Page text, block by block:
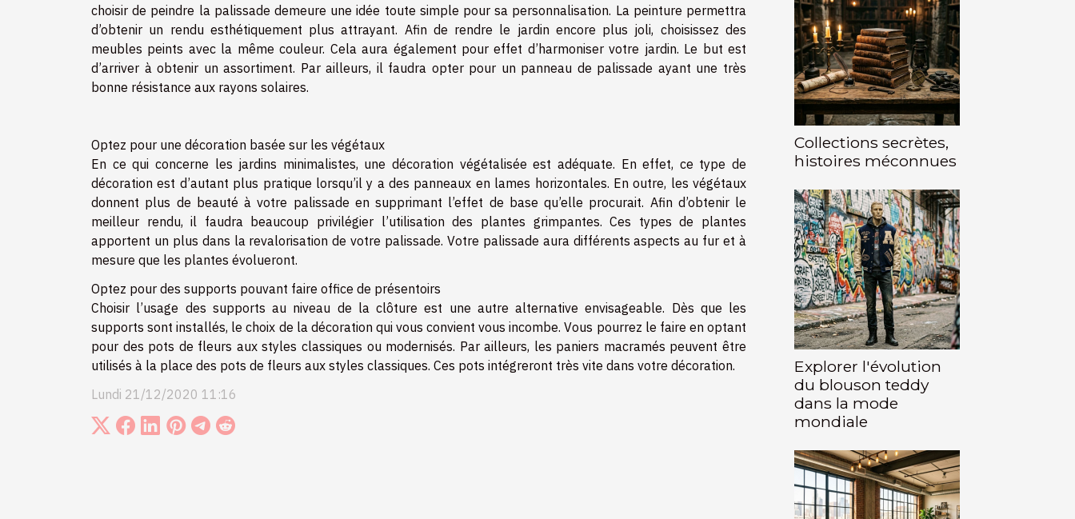
choisir de peindre la palissade demeure une idée toute simple pour sa personnalisation. La peinture permettra
d’obtenir un rendu esthétiquement plus attrayant. Afin de rendre le jardin encore plus joli, choisissez des
meubles peints avec la même couleur. Cela aura également pour effet d’harmoniser votre jardin. Le but est
d’arriver à obtenir un assortiment. Par ailleurs, il faudra opter pour un panneau de palissade ayant une très
bonne résistance aux rayons solaires.
Optez pour une décoration basée sur les végétaux
En ce qui concerne les jardins minimalistes, une décoration végétalisée est adéquate. En effet, ce type de
décoration est d’autant plus pratique lorsqu’il y a des panneaux en lames horizontales. En outre, les végétaux
donnent plus de beauté à votre palissade en supprimant l’effet de base qu’elle procurait. Afin d’obtenir le
meilleur rendu, il faudra beaucoup privilégier l’utilisation des plantes grimpantes. Ces types de plantes
apportent un plus dans la revalorisation de votre palissade. Votre palissade aura différents aspects au fur et à
mesure que les plantes évolueront.
Optez pour des supports pouvant faire office de présentoirs
Choisir l’usage des supports au niveau de la clôture est une autre alternative envisageable. Dès que les
supports sont installés, le choix de la décoration qui vous convient vous incombe. Vous pourrez le faire en optant
pour des pots de fleurs aux styles classiques ou modernisés. Par ailleurs, les paniers macramés peuvent être
utilisés à la place des pots de fleurs aux styles classiques. Ces pots intégreront très vite dans votre décoration.
Lundi 21/12/2020 11:16
Collections secrètes,
histoires méconnues
Explorer l'évolution
du blouson teddy
dans la mode
mondiale